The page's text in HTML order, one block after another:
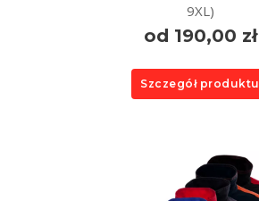
9XL)
od 190,00 zł
Szczegół produktu